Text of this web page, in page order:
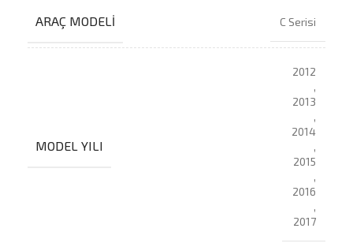
ARAÇ MODELI C Serisi
MODEL YILI
2012
,
2013
,
2014
,
2015
,
2016
,
2017